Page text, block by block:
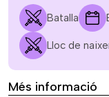
Batalla
Lloc de
Més informació